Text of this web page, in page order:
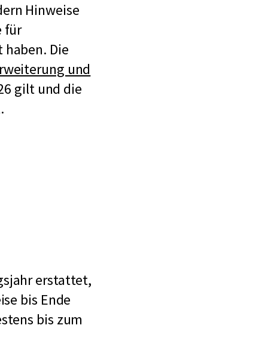
Hinweise
für
haben. Die
und
gilt und die
erstattet,
bis Ende
bis zum